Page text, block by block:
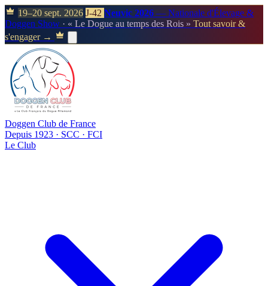
19–20 sept. 2026 J-42 Neuvic 2026 — Nationale d'Élevage &
Doggen Show · « Le Dogue au temps des Rois » Tout savoir &
s'engager →
Doggen Club de France
Depuis 1923 · SCC · FCI
Le Club